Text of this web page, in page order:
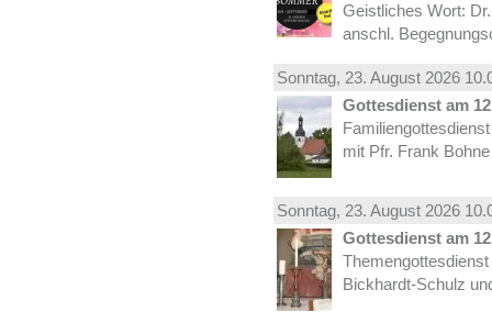
Geistliches Wort:
anschl.
Sonntag, 23. August 2026
Gottesdienst am
mit Pfr. Frank
Sonntag, 23. August 2026
Gottesdienst am
Bickhardt-Schulz